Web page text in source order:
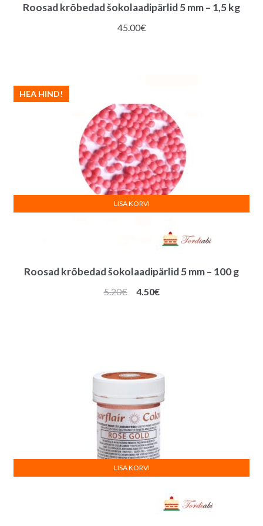
Roosad krõbedad šokolaadipärlid 5 mm – 1,5 kg
45.00€
Roosad krõbedad šokolaadipärlid 5 mm – 100 g
HEA HIND!
5.20€
Algne
4.50€Praegune
LISA KORVI
LISA KORVI